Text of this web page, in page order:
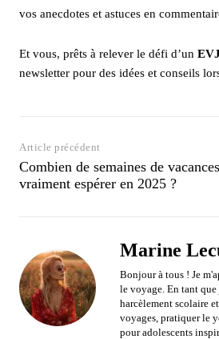
vos anecdotes et astuces en
Et vous, prêts à relever le défi d’un
newsletter pour des idées et conseils
Article précédent
Combien de semaines de
vraiment espérer en 2025 ?
Marine
Bonjour à tous ! Je
le voyage. En tant
harcèlement scolaire
voyages, pratiquer le
pour adolescents